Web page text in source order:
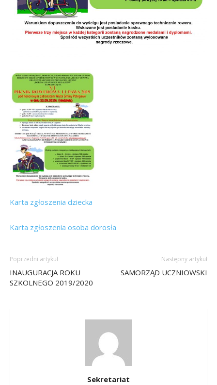
Karta zgłoszenia dziecka
Karta zgłoszenia osoba dorosła
Poprzedni artykuł
INAUGURACJA ROKU
SZKOLNEGO 2019/2020
Następny artykuł
SAMORZĄD UCZNIOWSKI
Sekretariat